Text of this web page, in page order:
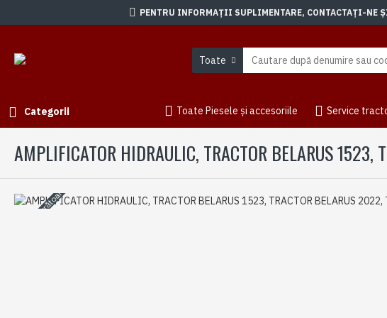
PENTRU INFORMAȚII SUPLIMENTARE, CONTACTAȚI-NE
Toate
Categorii Toate Piesele și accesoriile Service
AMPLIFICATOR HIDRAULIC, TRACTOR BELARUS
3-5 zile lucrătoare